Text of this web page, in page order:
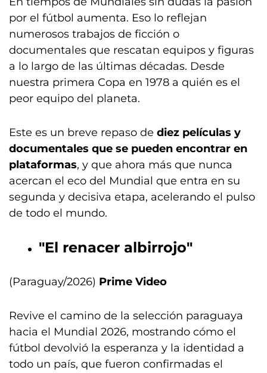
por el fútbol aumenta. Eso lo reflejan
numerosos trabajos de ficción o
documentales que rescatan equipos y figuras
a lo largo de las últimas décadas. Desde
nuestra primera Copa en 1978 a quién es el
peor equipo del planeta.
Este es un breve repaso de diez películas y
documentales que se pueden encontrar en
plataformas, y que ahora más que nunca
acercan el eco del Mundial que entra en su
segunda y decisiva etapa, acelerando el pulso
de todo el mundo.
"El renacer albirrojo"
(Paraguay/2026) Prime Video
Revive el camino de la selección paraguaya
hacia el Mundial 2026, mostrando cómo el
fútbol devolvió la esperanza y la identidad a
todo un país, que fueron confirmadas el